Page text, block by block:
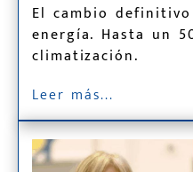
El cambio
energía. Hasta un
climatización.
Leer más...